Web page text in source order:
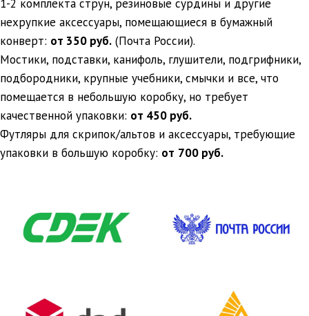
1-2 комплекта струн, резиновые сурдины и другие
нехрупкие аксессуары, помещающиеся в бумажный
конверт: от 350 руб. (Почта России).
Мостики, подставки, канифоль, глушители, подгрифники,
подбородники, крупные учебники, смычки и все, что
помещается в небольшую коробку, но требует
качественной упаковки: от 450 руб.
Футляры для скрипок/альтов и аксессуары, требующие
упаковки в большую коробку: от 700 руб.